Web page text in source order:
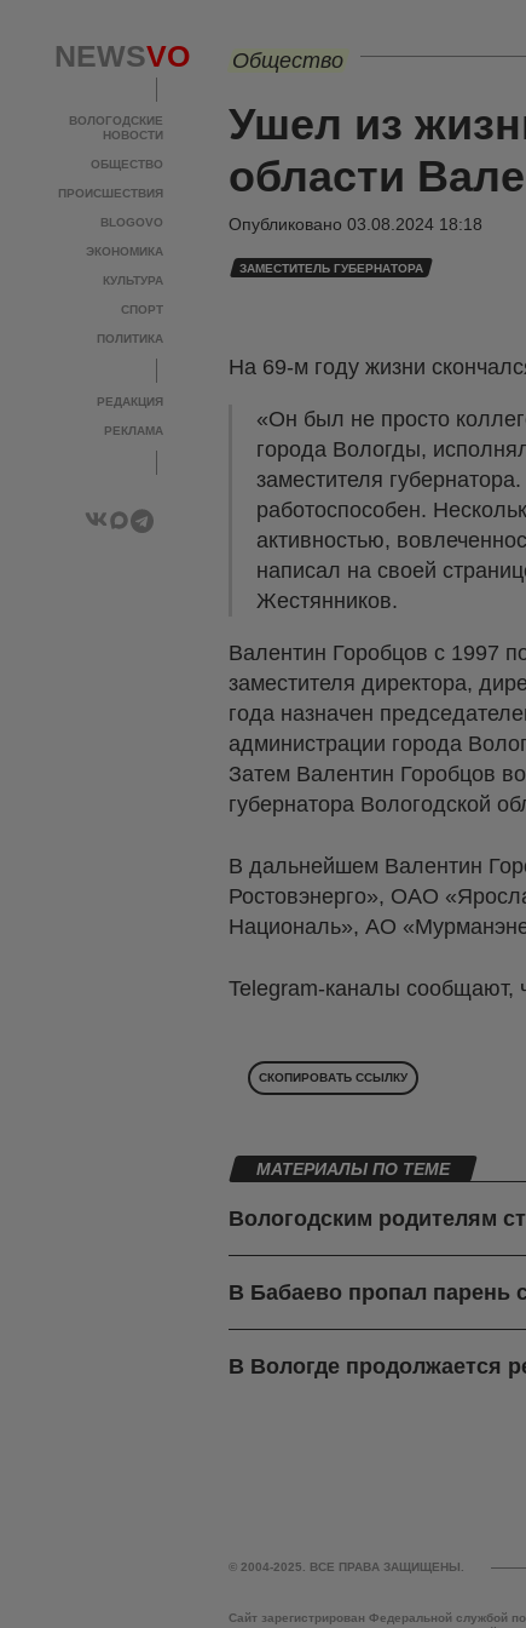
NEWSVO
ВОЛОГОДСКИЕ
НОВОСТИ
ОБЩЕСТВО
ПРОИСШЕСТВИЯ
BLOGOVO
ЭКОНОМИКА
КУЛЬТУРА
СПОРТ
ПОЛИТИКА
РЕДАКЦИЯ
РЕКЛАМА
Общество
Ушел из
области
Опубликовано 03.08.2024 18:18
ЗАМЕСТИТЕЛЬ ГУБЕРНАТОРА
На 69-м году жизни
«Он был не просто
города Вологды,
заместителя
работоспособен.
активностью,
написал на своей
Жестянников.
Валентин Горобцов с 1997
заместителя директора,
года назначен
администрации города
Затем Валентин Горобцов
губернатора Вологодской
В дальнейшем Валентин
Ростовэнерго», ОАО
Националь», АО
Telegram-каналы сообщают,
СКОПИРОВАТЬ ССЫЛКУ
МАТЕРИАЛЫ ПО ТЕМЕ
Вологодским родителям
В Бабаево пропал парень
В Вологде продолжается
© 2004-2025. ВСЕ ПРАВА ЗАЩИЩЕНЫ.
Сайт зарегистрирован Федеральной службой